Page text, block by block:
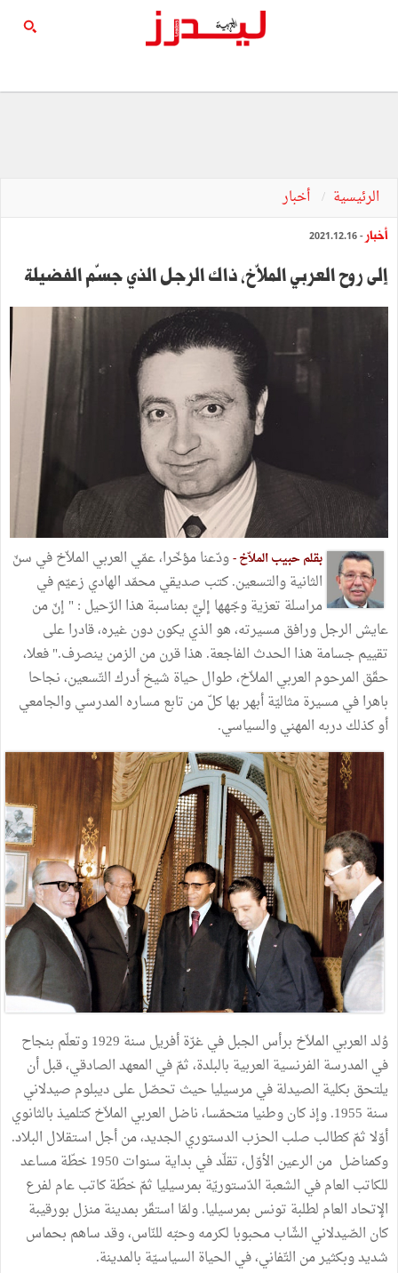
الرئيسية أخبار
أخبار - 2021.12.16
إلى روح العربي الملاّخ، ذاك الرجل الذي جسّم الفضيلة
بقلم حبيب الملاّخ -ودّعنا مؤخّرا، عمّي العربي الملاّخ في سنّ
الثانية والتسعين. كتب صديقي محمّد الهادي زعيّم في
مراسلة تعزية وجّهها إليَّ بمناسبة هذا الرّحيل : " إنّ من
عايش الرجل ورافق مسيرته، هو الذي يكون دون غيره، قادرا على
تقييم جسامة هذا الحدث الفاجعة. هذا قرن من الزمن ينصرف." فعلا،
حقّق المرحوم العربي الملاّخ، طوال حياة شيخ أدرك التّسعين، نجاحا
باهرا في مسيرة مثاليّة أبهر بها كلّ من تابع مساره المدرسي والجامعي
أو كذلك دربه المهني والسياسي.
وُلد العربي الملاّخ برأس الجبل في غرّة أفريل سنة 1929 وتعلّم بنجاح
في المدرسة الفرنسية العربية بالبلدة، ثمّ في المعهد الصادقي، قبل أن
يلتحق بكلية الصيدلة في مرسيليا حيث تحصّل على ديبلوم صيدلاني
سنة 1955. وإذ كان وطنيا متحمّسا، ناضل العربي الملاّخ كتلميذ بالثانوي
أوّلا ثمّ كطالب صلب الحزب الدستوري الجديد، من أجل استقلال البلاد.
وكمناضل من الرعين الأوّل، تقلّد في بداية سنوات 1950 خطّة مساعد
للكاتب العام في الشعبة الدّستوريّة بمرسيليا ثمّ خطّة كاتب عام لفرع
الإتحاد العام لطلبة تونس بمرسيليا. ولمّا استقّر بمدينة منزل بورقيبة
كان الصّيدلاني الشّاب محبوبا لكرمه وحبّه للنّاس، وقد ساهم بحماس
شديد وبكثير من التّفاني، في الحياة السياسيّة بالمدينة.